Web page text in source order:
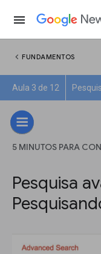
menu
chevron_left FUNDAMENTOS
Aula 3 de 12
5 MINUTOS PARA
Pesquisa